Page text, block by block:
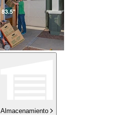
Almacenamiento